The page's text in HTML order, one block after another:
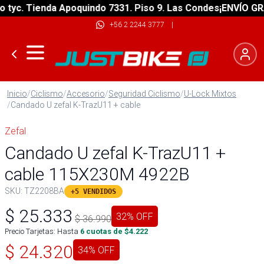
Tienda Apoquindo 7331. Piso 9. Las Condes¡ENVÍO
+56 2 2244 3777 |
Inicio/Ciclismo/Accesorio/Seguridad Ciclismo/U-Lock Mixtos
/Candado U zefal K-TrazU11 + cable
Zefal
Candado U zefal K-TrazU11 +
cable 115X230M 4922B
SKU: TZ2208BA +5 VENDIDOS
$ 25.333 $36.990 32% OFF
Precio Tarjetas: Hasta 6 cuotas de $4.222
$ 24.320 34% OFF